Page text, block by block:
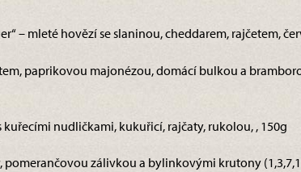
– mleté hovězí se slaninou, cheddarem, rajčetem,
paprikovou majonézou, domácí bulkou a
kuřecími nudličkami, kukuřicí, rajčaty, rukolou, , 150g
pomerančovou zálivkou a bylinkovými krutony